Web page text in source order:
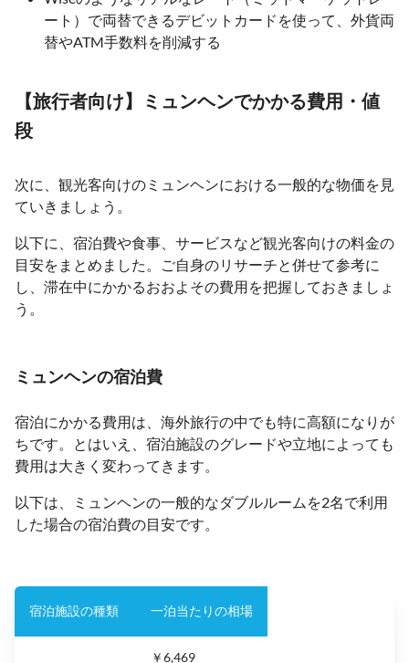
ート）で両替できるデビットカードを使って、外貨両
替やATM手数料を削減する
【旅行者向け】ミュンヘンでかかる費用・値
段
次に、観光客向けのミュンヘンにおける一般的な物価を見
ていきましょう。
以下に、宿泊費や食事、サービスなど観光客向けの料金の
目安をまとめました。ご自身のリサーチと併せて参考に
し、滞在中にかかるおおよその費用を把握しておきましょ
う。
ミュンヘンの宿泊費
宿泊にかかる費用は、海外旅行の中でも特に高額になりが
ちです。とはいえ、宿泊施設のグレードや立地によっても
費用は大きく変わってきます。
以下は、ミュンヘンの一般的なダブルルームを2名で利用
した場合の宿泊費の目安です。
宿泊施設の種類 一泊当たりの相場
￥6,469